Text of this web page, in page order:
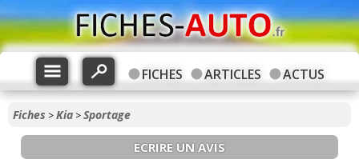
FICHES ARTICLES ACTUS
Fiches >Kia >Sportage
ECRIRE UN AVIS